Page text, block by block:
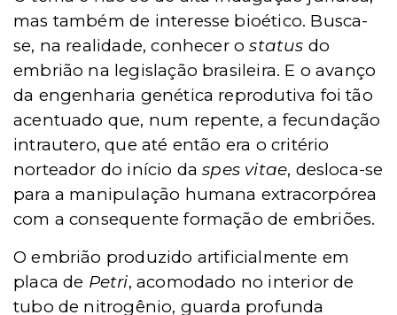
mas também de interesse bioético. Busca-
se, na realidade, conhecer o status do
embrião na legislação brasileira. E o avanço
da engenharia genética reprodutiva foi tão
acentuado que, num repente, a fecundação
intrautero, que até então era o critério
norteador do início daspes vitae, desloca-se
para a manipulação humana extracorpórea
com a consequente formação de embriões.
O embrião produzido artificialmente em
placa de Petri, acomodado no interior de
tubo de nitrogênio, guarda profunda